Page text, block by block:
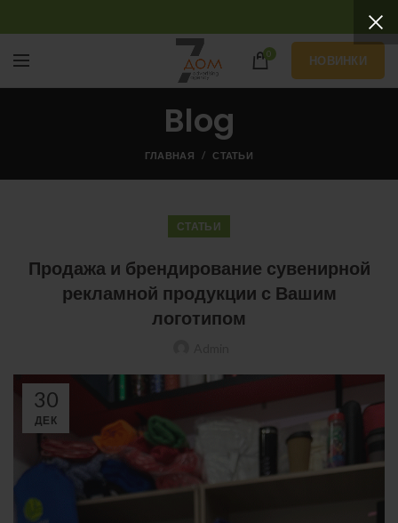
0 НОВИНКИ
Blog
ГЛАВНАЯ СТАТЬИ
СТАТЬИ
Продажа и брендирование сувенирной
рекламной продукции с Вашим
логотипом
30
ДЕК